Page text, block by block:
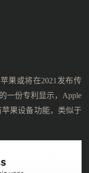
果或将在2021发布传
一份专利显示，Apple
苹果设备功能，类似于